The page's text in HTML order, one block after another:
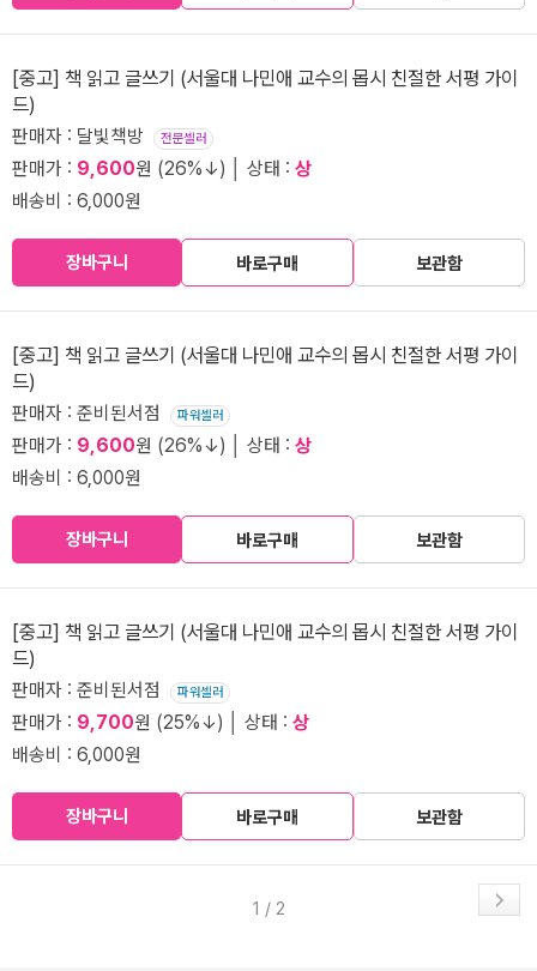
[중고] 책 읽고 글쓰기 (서울대 나민애 교수의 몹시 친절한 서평 가이
드)
판매자 : 달빛책방 전문셀러
판매가 : 9,600원 (26%↓) │ 상태 : 상
배송비 : 6,000원
장바구니 바로구매 보관함
[중고] 책 읽고 글쓰기 (서울대 나민애 교수의 몹시 친절한 서평 가이
드)
판매자 : 준비된서점 파워셀러
판매가 : 9,600원 (26%↓) │ 상태 : 상
배송비 : 6,000원
장바구니 바로구매 보관함
[중고] 책 읽고 글쓰기 (서울대 나민애 교수의 몹시 친절한 서평 가이
드)
판매자 : 준비된서점 파워셀러
판매가 : 9,700원 (25%↓) │ 상태 : 상
배송비 : 6,000원
장바구니 바로구매 보관함
1 / 2